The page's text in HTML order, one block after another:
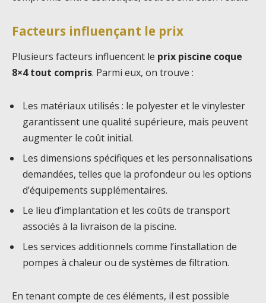
Facteurs influençant le prix
Plusieurs facteurs influencent le prix piscine coque
8×4 tout compris. Parmi eux, on trouve :
Les matériaux utilisés : le polyester et le vinylester
garantissent une qualité supérieure, mais peuvent
augmenter le coût initial.
Les dimensions spécifiques et les personnalisations
demandées, telles que la profondeur ou les options
d’équipements supplémentaires.
Le lieu d’implantation et les coûts de transport
associés à la livraison de la piscine.
Les services additionnels comme l’installation de
pompes à chaleur ou de systèmes de filtration.
En tenant compte de ces éléments, il est possible